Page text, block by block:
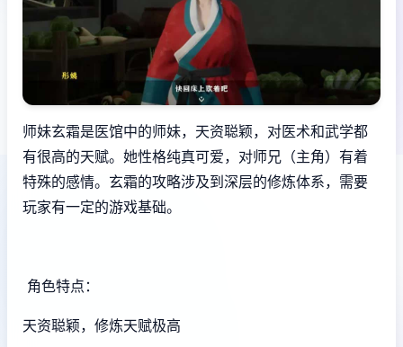
师妹玄霜是医馆中的师妹，天资聪颖，对医术和武学都
有很高的天赋。她性格纯真可爱，对师兄（主角）有着
特殊的感情。玄霜的攻略涉及到深层的修炼体系，需要
玩家有一定的游戏基础。
角色特点：
天资聪颖，修炼天赋极高